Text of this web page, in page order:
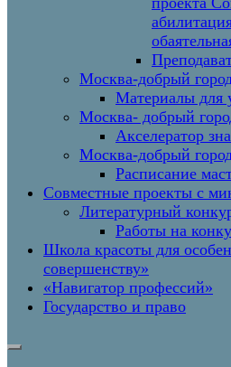
Москва-добрый
Материалы для
Москва- добрый
Акселератор
Москва-добрый
Расписание
Совместные проекты с
Литературный
Работы на
Школа красоты для
совершенству»
«Навигатор профессий»
Государство и право